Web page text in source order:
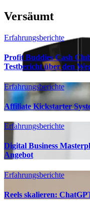
Versäumt
Erfahrungsberichte
Profit Buddies Cash
Testbericht über den
Erfahrungsberichte
Affiliate Kickstarter
Erfahrungsberichte
Digital Business
Angebot
Erfahrungsberichte
Reels skalieren: